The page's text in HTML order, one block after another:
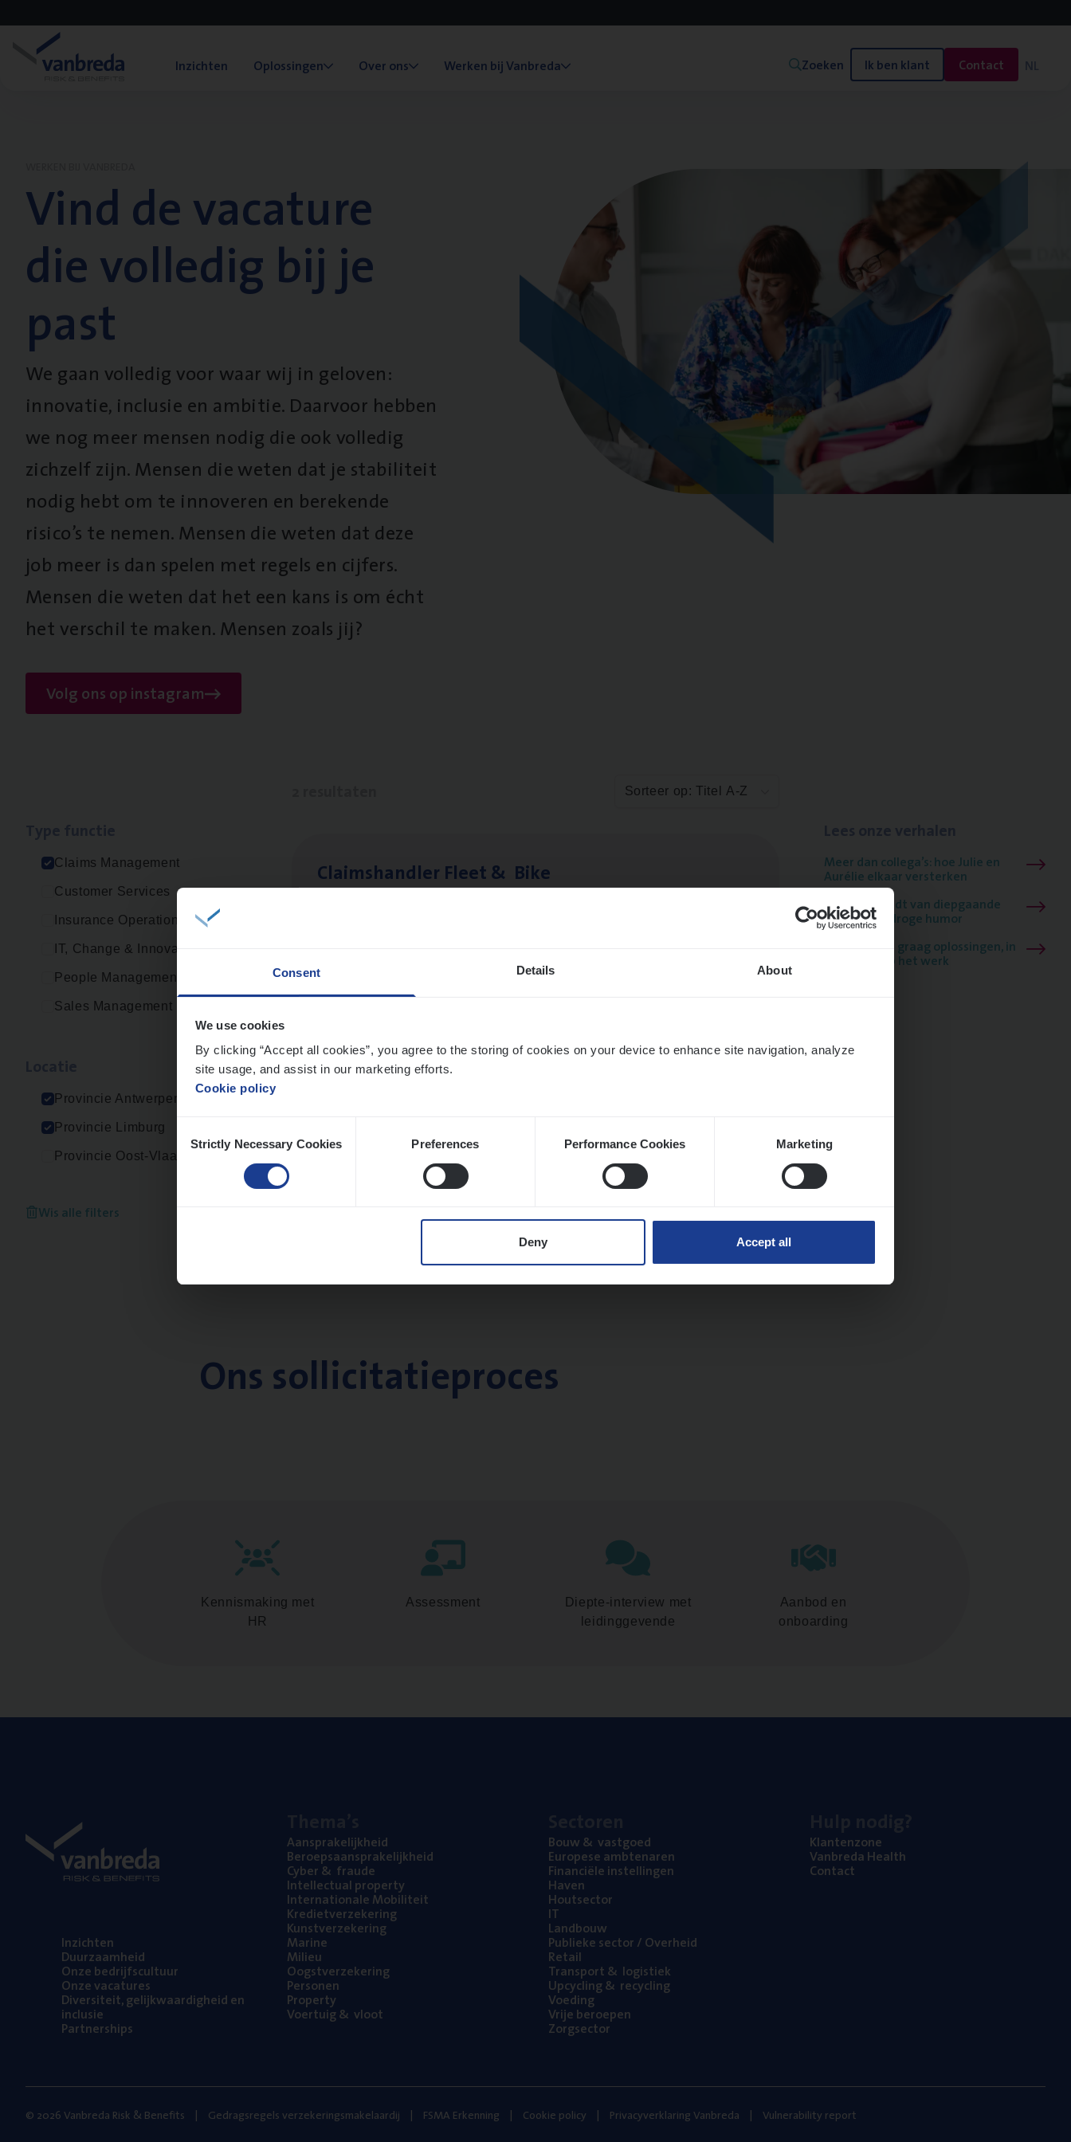
Consent Details About
We use cookies
By clicking “Accept all cookies”, you agree to the storing of cookies on your device to enhance site navigation, analyze
site usage, and assist in our marketing efforts.
Cookie policy
Selection
Strictly Necessary Cookies Preferences Performance Cookies Marketing
Deny Accept all
Inzichten Oplossingen Over ons Werken bij Vanbreda Zoeken Ik ben klant Contact NL
Vind de vacature
die volledig bij je
past
We gaan volledig voor waar wij in geloven:
innovatie, inclusie en ambitie. Daarvoor hebben
we nog meer mensen nodig die ook volledig
zichzelf zijn. Mensen die weten dat je stabiliteit
nodig hebt om te innoveren en berekende
risico’s te nemen. Mensen die weten dat deze
job meer is dan spelen met regels en cijfers.
Mensen die weten dat het een kans is om écht
het verschil te maken. Mensen zoals jij?
Volg ons op instagram
Claims Management
Customer Services
Insurance Operations
IT, Change & Innovation
People Management
Sales Management
Provincie Antwerpen
Provincie Limburg
Provincie Oost-Vlaanderen
Wis alle filters
Sorteer op: Titel A-Z
Claims­hand­ler Fleet& Bike
Claims Management
Meer dan collega’s: hoe Julie en
Aurélie elkaar versterken
Mathias houdt van diepgaande
dossiers én droge humor
Thalia zoekt graag oplossingen, in
games én op het werk
Ons sollicitatieproces
Kennismaking met
HR
Assessment
Diepte-interview met
leidinggevende
Aanbod en
onboarding
Inzich­ten
Duur­zaam­heid
Onze bedrijfs­cul­tuur
Onze vaca­tu­res
Diver­si­teit, gelijk­waar­dig­heid en
inclusie
Part­ner­ships
Aan­spra­ke­lijk­heid
Beroeps­aan­spra­ke­lijk­heid
Cyber& fraude
Intel­lec­tu­al property
Inter­na­ti­o­na­le Mobiliteit
Kre­diet­ver­ze­ke­ring
Kunst­ver­ze­ke­ring
Mari­ne
Mili­eu
Oogst­ver­ze­ke­ring
Per­so­nen
Pro­per­ty
Voer­tuig& vloot
Bouw& vastgoed
Euro­pe­se ambtenaren
Finan­ci­ë­le instellingen
Haven
Hout­sec­tor
IT
Land­bouw
Publie­ke sec­tor / Overheid
Retail
Trans­port& logistiek
Upcy­cling& recycling
Voe­ding
Vrije beroe­pen
Zorg­sec­tor
Klan­ten­zo­ne
Van­b­re­da Health
Con­tact
© 2026 Vanbreda Risk & Benefits Gedragsregels verzekeringsmakelaardij FSMA Erkenning Cookie policy Privacyverklaring Vanbreda Vulnerability report